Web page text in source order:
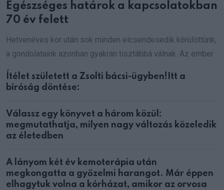
Egészséges határok a kapcsolatokban
70 év felett
Hetvenéves kor után sok minden elcsendesedik körülöttünk,
a gondolataink azonban gyakran tisztábbá válnak. Az ember
Ítélet született a Zsolti bácsi-ügyben!Itt a
bíróság döntése:
Válassz egy könyvet a három közül:
megmutathatja, milyen nagy változás közeledik
az életedben
A lányom két év kemoterápia után
megkongatta a győzelmi harangot. Már éppen
elhagytuk volna a kórházat, amikor az orvosa